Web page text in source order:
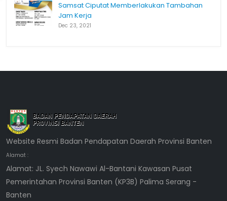
Samsat Ciputat Memberlakukan Tambahan
Jam Kerja
Dec 23, 2021
Website Resmi Badan Pendapatan Daerah Provinsi Banten
Alamat :
Alamat: JL. Syech Nawawi Al-Bantani Kawasan Pusat
Pemerintahan Provinsi Banten (KP3B) Palima Serang -
Banten